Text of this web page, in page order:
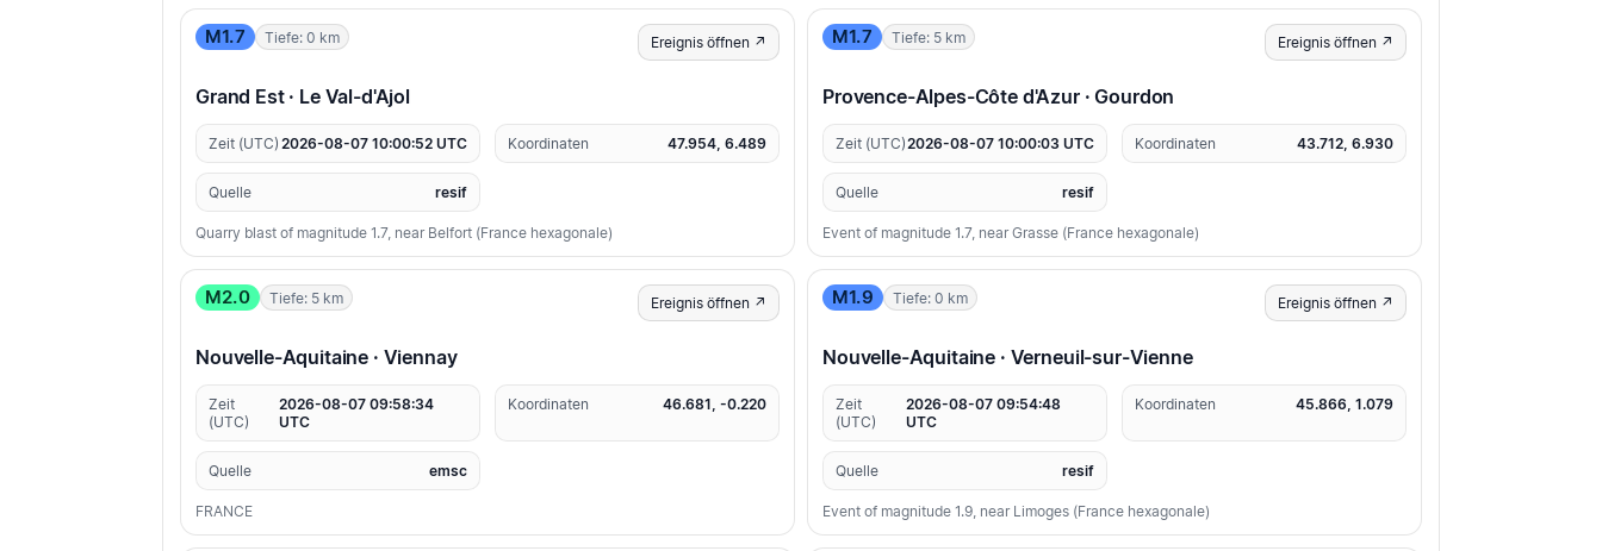
M1.7 Tiefe: 0 km Ereignis öffnen ↗
Grand Est · Le Val-d'Ajol
Zeit (UTC) 2026-08-07 10:00:52 UTC Koordinaten 47.954, 6.489
Quelle resif
Quarry blast of magnitude 1.7, near Belfort (France hexagonale)
M1.7 Tiefe: 5 km Ereignis öffnen ↗
Provence-Alpes-Côte d'Azur · Gourdon
Zeit (UTC)2026-08-07 10:00:03 UTC Koordinaten 43.712, 6.930
Quelle resif
Event of magnitude 1.7, near Grasse (France hexagonale)
M2.0 Tiefe: 5 km Ereignis öffnen ↗
Nouvelle-Aquitaine · Viennay
Zeit
(UTC)
2026-08-07 09:58:34
UTC
Koordinaten 46.681, -0.220
Quelle emsc
FRANCE
M1.9 Tiefe: 0 km Ereignis öffnen ↗
Nouvelle-Aquitaine · Verneuil-sur-Vienne
Zeit
(UTC)
2026-08-07 09:54:48
UTC
Koordinaten 45.866, 1.079
Quelle resif
Event of magnitude 1.9, near Limoges (France hexagonale)